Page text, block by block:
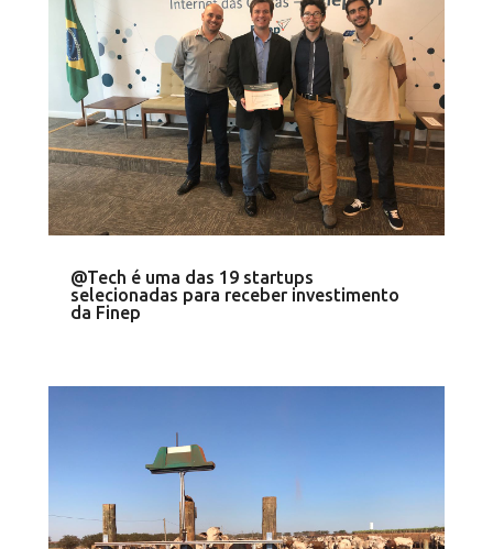
@Tech é uma das 19 startups
selecionadas para receber investimento
da Finep